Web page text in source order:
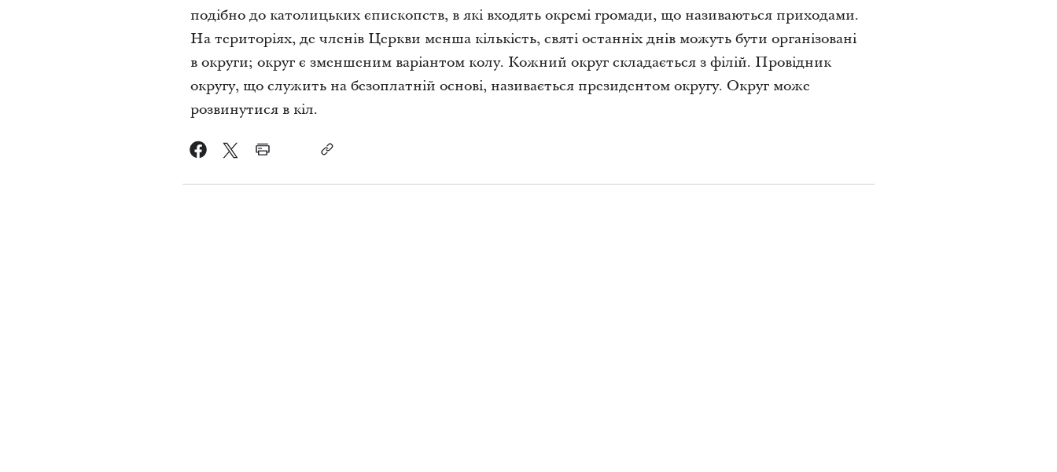
подібно до католицьких єпископств, в які входять окремі громади, що називаються приходами.
На територіях, де членів Церкви менша кількість, святі останніх днів можуть бути організовані
в округи; округ є зменшеним варіантом колу. Кожний округ складається з філій. Провідник
округу, що служить на безоплатній основі, називається президентом округу. Округ може
розвинутися в кіл.